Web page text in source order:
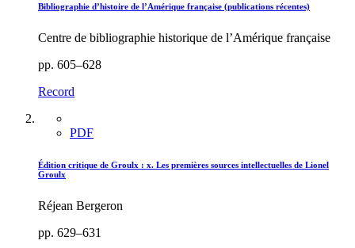
Bibliographie d’histoire de l’Amérique française (publications récentes)
Centre de bibliographie historique de l’Amérique française
pp. 605–628
Record
PDF
Édition critique de Groulx : x. Les premières sources intellectuelles de Lionel
Groulx
Réjean Bergeron
pp. 629–631